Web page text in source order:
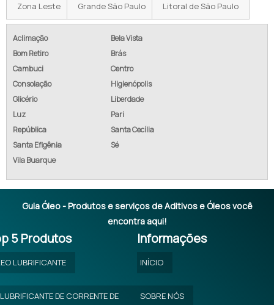
FORNECEDOR DE ÓLEO MINERAL EMULSIONÁVEL
GRAXA LUBRIFICANTE COM BASE DE ÓLEO MINERAL G 67
ÓLEO MINERAL EMULSIONÁVEL A 2
ÓLEO MINERAL EMULSIONÁVEL A VENDA
ÓLEO MINERAL EMULSIONÁVEL COMPRAR
ÓLEO MINERAL EMULSIONÁVEL COTAÇÃO
Zona Leste Grande São Paulo Litoral de São Paulo
Aclimação
Bela Vista
Bom Retiro
Brás
Cambuci
Centro
Consolação
Higienópolis
Glicério
Liberdade
Luz
Pari
República
Santa Cecília
Santa Efigênia
Sé
Vila Buarque
Guia Óleo - Produtos e serviços de Aditivos e Óleos você
encontra aqui!
5 Produtos
LUBRIFICANTE
LUBRIFICANTE DE CORRENTE DE
Informações
INÍCIO
SOBRE NÓS